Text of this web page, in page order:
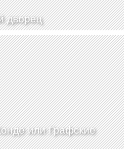
дворец
или Графские